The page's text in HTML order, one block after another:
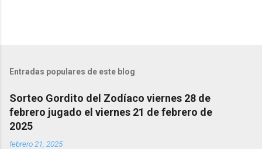
Entradas populares de este blog
Sorteo Gordito del Zodíaco viernes 28 de
febrero jugado el viernes 21 de febrero de
2025
febrero 21, 2025